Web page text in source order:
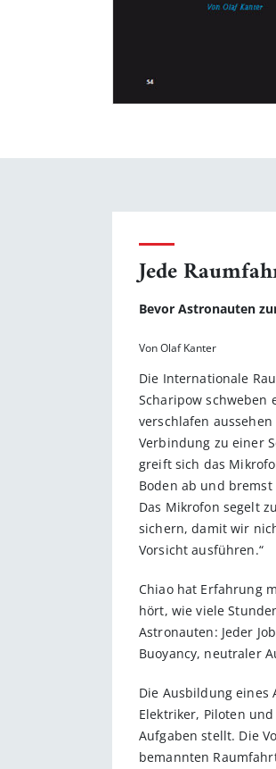
Jede
Bevor Astronauten
Von Olaf Kanter
Die Internationale
Scharipow schweben
verschlafen
Verbindung zu einer
greift sich das
Boden ab und
Das Mikrofon segelt
sichern, damit wir
Vorsicht ausführen.“
Chiao hat Erfahrung
hört, wie viele
Astronauten: Jeder
Buoyancy, neutraler
Die Ausbildung eines
Elektriker, Piloten
Aufgaben stellt. Die
bemannten